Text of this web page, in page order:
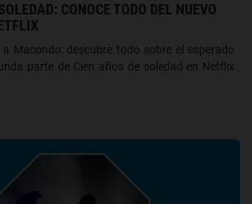
CONOCE TODO DEL NUEVO
Macondo: descubre todo sobre el esperado
parte de Cien años de soledad en Netflix